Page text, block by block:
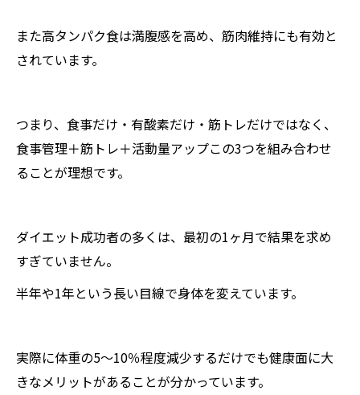
また高タンパク食は満腹感を高め、筋肉維持にも有効と
されています。
つまり、食事だけ・有酸素だけ・筋トレだけではなく、
食事管理＋筋トレ＋活動量アップこの3つを組み合わせ
ることが理想です。
ダイエット成功者の多くは、最初の1ヶ月で結果を求め
すぎていません。
半年や1年という長い目線で身体を変えています。
実際に体重の5〜10％程度減少するだけでも健康面に大
きなメリットがあることが分かっています。